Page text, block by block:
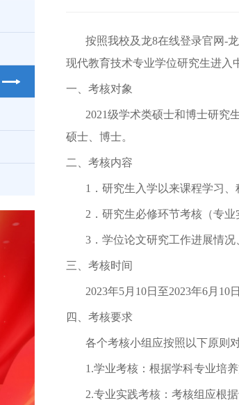
按照我校及龙8在线登录官网-
现代教育技术专业学位研究生进入
一、考核对象
2021级学术类硕士和博士研究生
硕士、博士。
二、考核内容
1 ．研究生入学以来课程学习、
2 ．研究生必修环节考核（专
3 ．学位论文研究工作进展情
三、考核时间
2023年5月 10日至2023年6月10
四、考核要求
各个考核小组应按照以下原则
1.学业考核：根据学科专业培
2.专业实践考核：考核组应根